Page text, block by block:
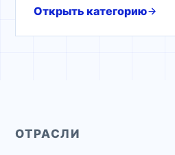
Открыть категорию
ОТРАСЛИ